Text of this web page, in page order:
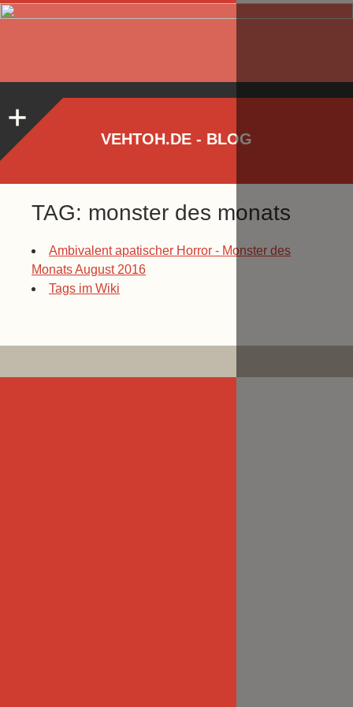
VEHTOH.DE - BLOG
TAG: monster des monats
Ambivalent apatischer Horror - Monster des
Monats August 2016
Tags im Wiki